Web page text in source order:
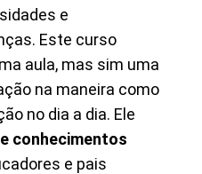
e
Este curso
aula, mas sim uma
na maneira como
no dia a dia. Ele
conhecimentos
e pais